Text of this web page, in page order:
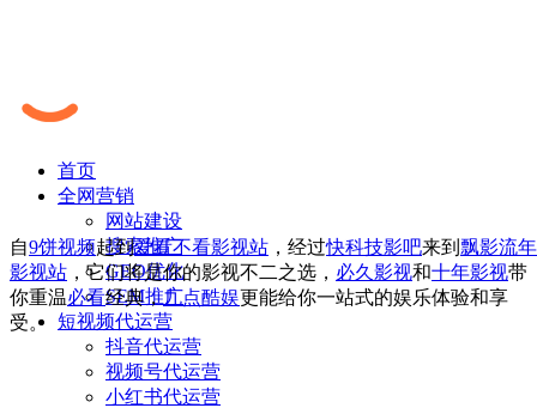
首页
全网营销
网站建设
搜索推广
GEO优化
SEM推广
短视频代运营
抖音代运营
视频号代运营
小红书代运营
自9饼视频起到爱看不看影视站 ，经过快科技影吧来到 飘影流年
影视站 ，它们将是你的影视不二之选， 必久影视和十年影视带
你重温必看经典，九点酷娱更能给你一站式的娱乐体验和享
受。